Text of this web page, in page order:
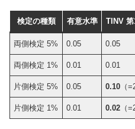
検定の種類 有意水準 TINV
両側検定 5% 0.05 0.05
両側検定 1% 0.01 0.01
片側検定 5% 0.05 0.10 （
片側検定 1% 0.01 0.02 （